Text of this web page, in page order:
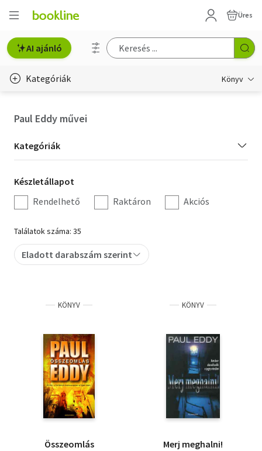
Üres
AI ajánló
Kategóriák Könyv
Hobbi, szabadidő
Irodalom
Művészet
Szakkönyv
Tankönyv, segédkönyv
Társadalomtudomány
Természettudomány
Történelem
Paul Eddy művei
Kategória
szűrés
Kategóriák
Készletállapot
szűrés
Készletállapot
Rendelhető
Raktáron Akciós
Találatok száma: 35
Eladott darabszám szerint
KÖNYV
Összeomlás
KÖNYV
Merj meghalni!